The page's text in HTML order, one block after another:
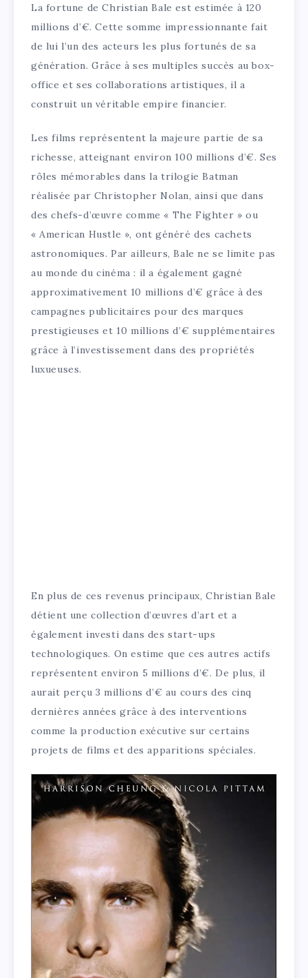
La fortune de Christian Bale est estimée à 120
millions d’€. Cette somme impressionnante fait
de lui l’un des acteurs les plus fortunés de sa
génération. Grâce à ses multiples succès au box-
office et ses collaborations artistiques, il a
construit un véritable empire financier.
Les films représentent la majeure partie de sa
richesse, atteignant environ 100 millions d’€. Ses
rôles mémorables dans la trilogie Batman
réalisée par Christopher Nolan, ainsi que dans
des chefs-d’œuvre comme « The Fighter » ou
« American Hustle », ont généré des cachets
astronomiques. Par ailleurs, Bale ne se limite pas
au monde du cinéma : il a également gagné
approximativement 10 millions d’€ grâce à des
campagnes publicitaires pour des marques
prestigieuses et 10 millions d’€ supplémentaires
grâce à l’investissement dans des propriétés
luxueuses.
En plus de ces revenus principaux, Christian Bale
détient une collection d’œuvres d’art et a
également investi dans des start-ups
technologiques. On estime que ces autres actifs
représentent environ 5 millions d’€. De plus, il
aurait perçu 3 millions d’€ au cours des cinq
dernières années grâce à des interventions
comme la production exécutive sur certains
projets de films et des apparitions spéciales.